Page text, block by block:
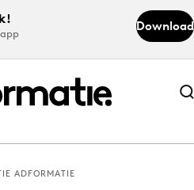
Download
Abonneer nu
Abonneer nu
ADFORMATIE